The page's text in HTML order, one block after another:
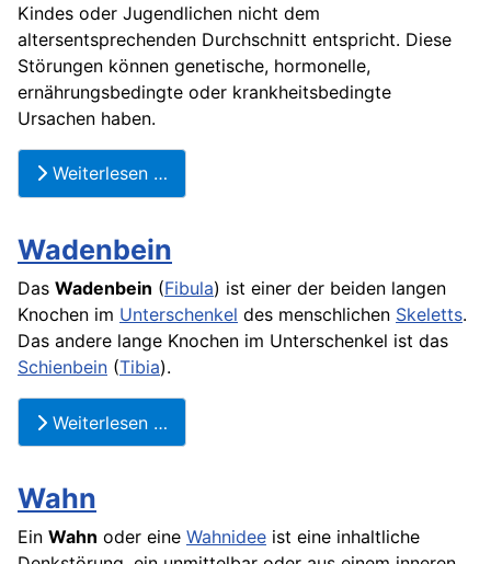
Kindes oder Jugendlichen nicht dem
altersentsprechenden Durchschnitt entspricht. Diese
Störungen können genetische, hormonelle,
ernährungsbedingte oder krankheitsbedingte
Ursachen haben.
Weiterlesen …
Wadenbein
Das Wadenbein (Fibula) ist einer der beiden langen
Knochen im Unterschenkel des menschlichen Skeletts.
Das andere lange Knochen im Unterschenkel ist das
Schienbein (Tibia).
Weiterlesen …
Wahn
Ein Wahn oder eine Wahnidee ist eine inhaltliche